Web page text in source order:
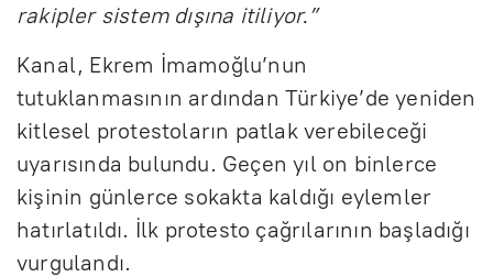
rakipler sistem dışına itiliyor.”
Kanal, Ekrem İmamoğlu’nun
tutuklanmasının ardından Türkiye’de yeniden
kitlesel protestoların patlak verebileceği
uyarısında bulundu. Geçen yıl on binlerce
kişinin günlerce sokakta kaldığı eylemler
hatırlatıldı. İlk protesto çağrılarının başladığı
vurgulandı.